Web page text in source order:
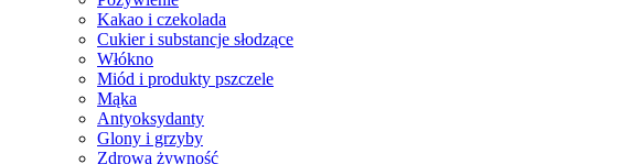
Kakao i czekolada
Cukier i substancje słodzące
Włókno
Miód i produkty pszczele
Mąka
Antyoksydanty
Glony i grzyby
Zdrowa żywność